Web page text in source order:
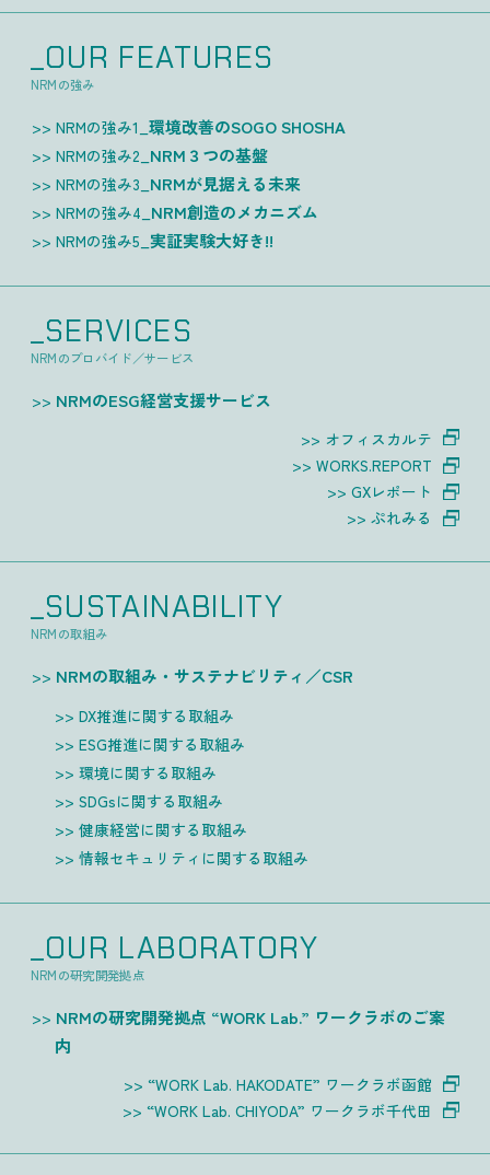
_OUR FEATURES
NRMの強み
NRMの強み1_環境改善のSOGO SHOSHA
NRMの強み2_ NRM３つの基盤
NRMの強み3_ NRMが見据える未来
NRMの強み4_ NRM創造のメカニズム
NRMの強み5_実証実験大好き!!
_SERVICES
NRMのプロバイド／サービス
NRMのESG経営支援サービス
オフィスカルテ
WORKS.REPORT
GXレポート
ぷれみる
_SUSTAINABILITY
NRMの取組み
NRMの取組み・サステナビリティ／CSR
DX推進に関する取組み
ESG推進に関する取組み
環境に関する取組み
SDGsに関する取組み
健康経営に関する取組み
情報セキュリティに関する取組み
_OUR LABORATORY
NRMの研究開発拠点
NRMの研究開発拠点 “WORK Lab.” ワークラボのご案
内
“WORK Lab. HAKODATE” ワークラボ函館
“WORK Lab. CHIYODA” ワークラボ千代田